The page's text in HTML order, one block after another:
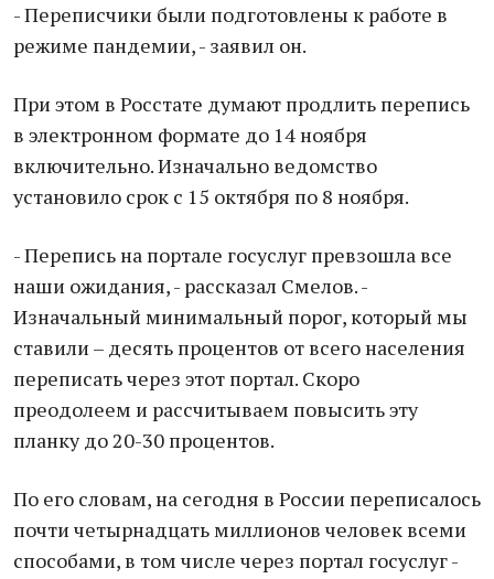
- Переписчики были подготовлены к работе в
режиме пандемии, - заявил он.
При этом в Росстате думают продлить перепись
в электронном формате до 14 ноября
включительно. Изначально ведомство
установило срок с 15 октября по 8 ноября.
- Перепись на портале госуслуг превзошла все
наши ожидания, - рассказал Смелов. -
Изначальный минимальный порог, который мы
ставили – десять процентов от всего населения
переписать через этот портал. Скоро
преодолеем и рассчитываем повысить эту
планку до 20-30 процентов.
По его словам, на сегодня в России переписалось
почти четырнадцать миллионов человек всеми
способами, в том числе через портал госуслуг -